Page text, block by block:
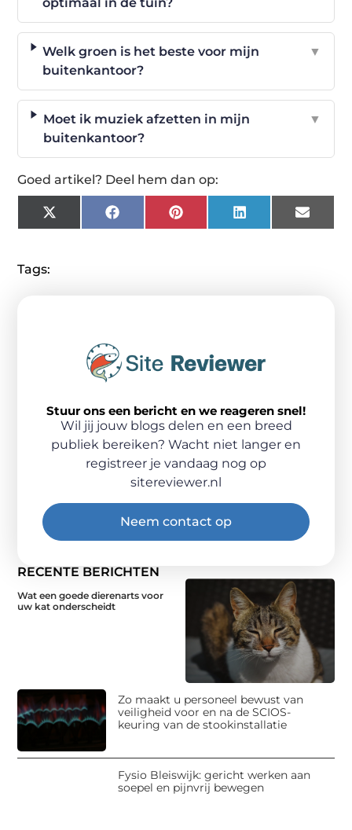
optimaal in de tuin?
Welk groen is het beste voor mijn
buitenkantoor?
▼
Moet ik muziek afzetten in mijn
buitenkantoor?
▼
Goed artikel? Deel hem dan op:
X
(Twitter)
FacebookPinterestLinkedIn Email
Tags:
RECENTE BERICHTEN
Wat een goede dierenarts voor
uw kat onderscheidt
Zo maakt u personeel bewust van
veiligheid voor en na de SCIOS-
keuring van de stookinstallatie
Fysio Bleiswijk: gericht werken aan
soepel en pijnvrij bewegen
Stuur ons een bericht en we reageren snel!
Wil jij jouw blogs delen en een breed
publiek bereiken? Wacht niet langer en
registreer je vandaag nog op
sitereviewer.nl
Neem contact op